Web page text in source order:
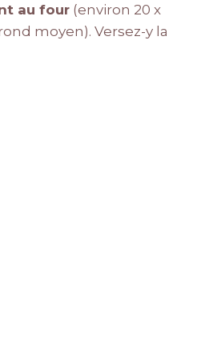
au four (environ 20 x
moyen). Versez-y la